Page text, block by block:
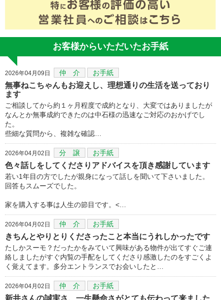
お客様からいただいたお手紙
2026年04月09日 仲 介 お手紙
無事ねこちゃんもお迎えし、理想通りの生活を送っており
ます
ご相談してから約１ヶ月程度で成約となり、大変ではありましたが
なんとか無事成約できたのは中石様の迅速なご対応のおかげでし
た。
些細な質問から、複雑な確認…
2026年04月02日 分 譲 お手紙
色々話しをしてくださりアドバイスを頂き感謝しています
若い1年目の方でしたが親身になって話しを聞いて下さいました。
回答もスムーズでした。
家を購入する事は人生の節目です。<…
2026年04月02日 仲 介 お手紙
きちんとやりとりくださったこと本当にうれしかったです
たしかスーモ？だったかをみていて興味がある物件が出てすぐご連
絡しましたがすぐ内覧の手配をしてくださり感激したのをすごくよ
く覚えてます。多分エントランスでお会いしたと…
2026年04月02日 仲 介 お手紙
新井さんの誠実さ、一生懸命さがとても伝わって来ました